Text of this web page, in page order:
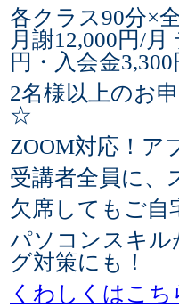
各クラス90分×
月謝12,000円/
円・入会金
2名様以上のお
☆
ZOOM対応！ア
受講者全員に、
欠席してもご自
パソコンスキ
グ対策にも！
くわしくはこち